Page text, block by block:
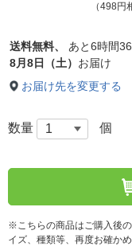
（498円
送料無料、 あと6時間
8月8日（土） お届け
お届け先を変更する
数量 個
※こちらの商品はご購入後
イズ、種類等、再度お確か